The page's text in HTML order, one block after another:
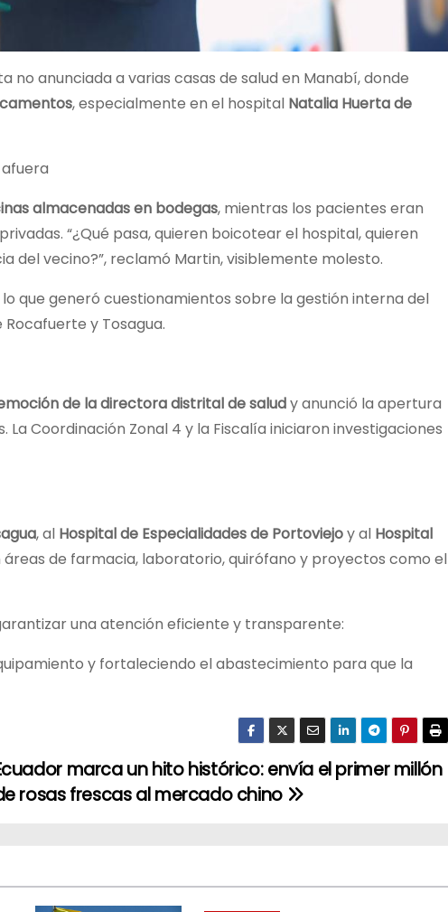
no anunciada a varias casas de salud en Manabí, donde
, especialmente en el hospital Natalia Huerta de
almacenadas en bodegas, mientras los pacientes eran
“¿Qué pasa, quieren boicotear el hospital, quieren
vecino?”, reclamó Martin, visiblemente molesto.
que generó cuestionamientos sobre la gestión interna del
Rocafuerte y Tosagua.
de la directora distrital de saludy anunció la apertura
Coordinación Zonal 4 y la Fiscalía iniciaron investigaciones
, al Hospital de Especialidades de Portoviejoy al Hospital
áreas de farmacia, laboratorio, quirófano y proyectos como el
una atención eficiente y transparente:
y fortaleciendo el abastecimiento para que la
marca un hito histórico: envía el primer millón
rosas frescas al mercado chino